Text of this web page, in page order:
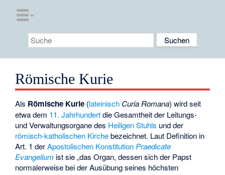
Römische Kurie
Als Römische Kurie (lateinisch Curia Romana) wird seit
etwa dem 11. Jahrhundertdie Gesamtheit der Leitungs-
und Verwaltungsorgane des Heiligen Stuhls und der
römisch-katholischen Kirchebezeichnet. Laut Definition in
Art. 1 derApostolischen Konstitution Praedicate
Evangelium ist sie „das Organ, dessen sich der Papst
normalerweise bei der Ausübung seines höchsten